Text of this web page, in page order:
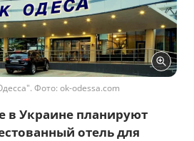
Фото: ok-odessa.com
в Украине планируют
отель для